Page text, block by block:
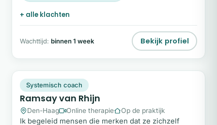
+ alle klachten
Wachttijd: binnen 1 week Bekijk profiel
Snel beschikbaar
Systemisch coach
Ramsay van Rhijn
Den-Haag Online therapie Op de praktijk
Ik begeleid mensen die merken dat ze zichzelf